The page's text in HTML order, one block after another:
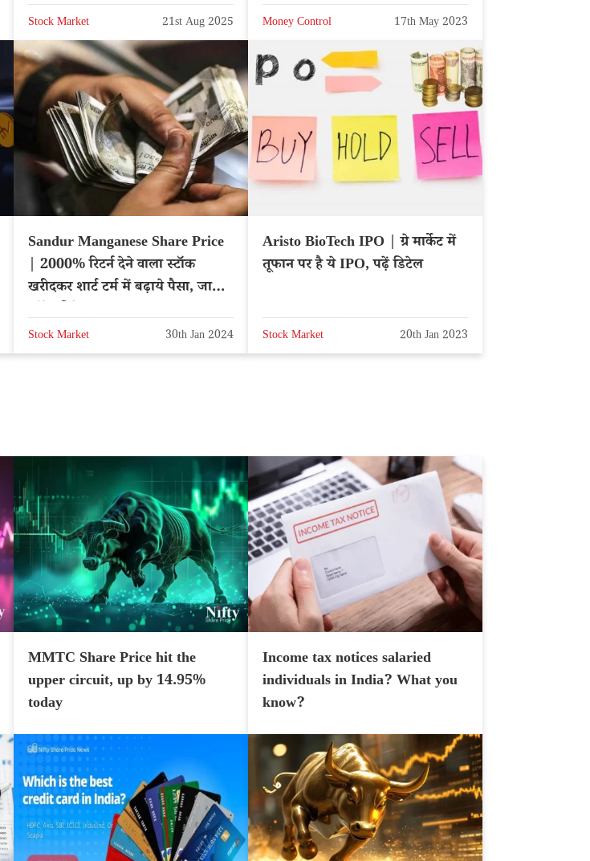
Stock Market 21st Aug 2025 Money Control 17th May 2023
Sandur Manganese Share Price
| 2000% रिटर्न देने वाला स्टॉक
खरीदकर शार्ट टर्म में बढ़ाये पैसा, जानिए
Stock Market 30th Jan 2024
Aristo BioTech IPO | ग्रे मार्केट में
तूफान पर है ये IPO, पढ़ें डिटेल
Stock Market 20th Jan 2023
MMTC Share Price hit the
upper circuit, up by 14.95%
today
Income tax notices salaried
individuals in India? What you
know?